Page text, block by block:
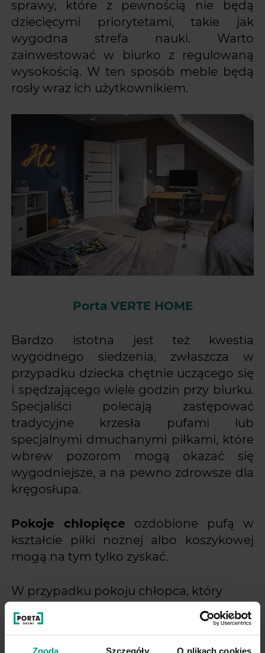
Zgoda Szczegóły O plikach cookies
sprawy, które z pewnością nie będą
dziecięcymi priorytetami, takie jak
wygodna strefa nauki. Warto
zainwestować w biurko z regulowaną
wysokością. W ten sposób meble będą
rosły wraz ich użytkownikiem.
Porta VERTE HOME
Bardzo istotna jest też kwestia
wygodnego siedzenia, zwłaszcza w
przypadku dziecka chętnie uczącego się
i spędzającego wiele godzin przy biurku.
Specjaliści polecają zastępować
tradycyjne krzesła pufami lub
specjalnymi dmuchanymi piłkami, które
wbrew pozorom mogą okazać się
wygodniejsze, a na pewno zdrowsze dla
kręgosłupa.
Pokoje chłopięce ozdobione pufą w
kształcie piłki nożnej albo koszykowej
mogą na tym tylko zyskać.
W przypadku pokoju chłopca, który
niezwykle istotne są również właściwe